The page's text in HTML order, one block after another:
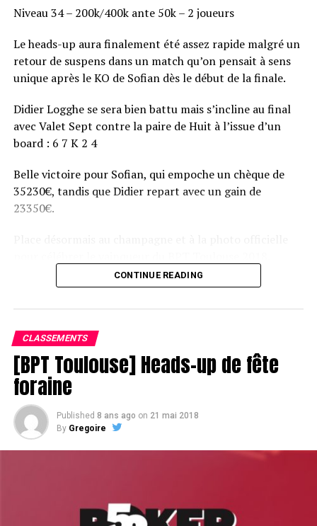
Niveau 34 – 200k/400k ante 50k – 2 joueurs
Le heads-up aura finalement été assez rapide malgré un
retour de suspens dans un match qu’on pensait à sens
unique après le KO de Sofian dès le début de la finale.
Didier Logghe se sera bien battu mais s’incline au final
avec Valet Sept contre la paire de Huit à l’issue d’un
board : 6 7 K 2 4
Belle victoire pour Sofian, qui empoche un chèque de
35230€, tandis que Didier repart avec un gain de
23350€.
CONTINUE READING
CLASSEMENTS
[BPT Toulouse] Heads-up de fête
foraine
Published 8 ans ago on 21 mai 2018
By Gregoire